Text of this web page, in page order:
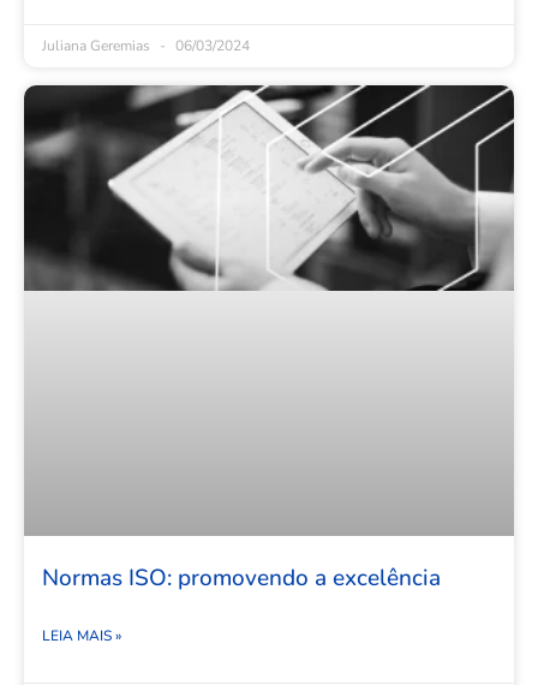
Juliana Geremias 06/03/2024
Normas ISO: promovendo a excelência
LEIA MAIS »